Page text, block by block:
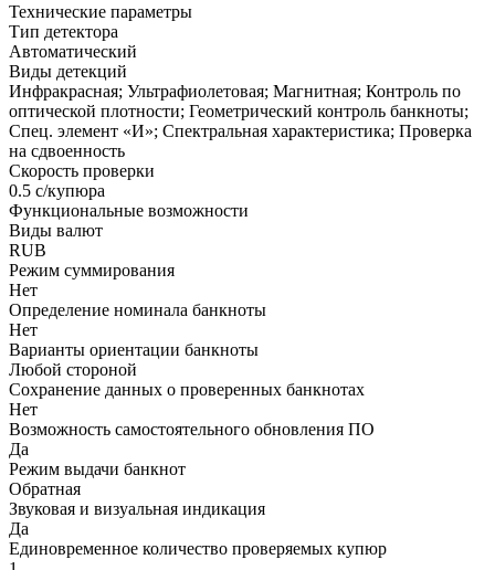
Технические параметры
Тип детектора
Автоматический
Виды детекций
Инфракрасная; Ультрафиолетовая; Магнитная; Контроль по
оптической плотности; Геометрический контроль банкноты;
Спец. элемент «И»; Спектральная характеристика; Проверка
на сдвоенность
Скорость проверки
0.5 с/купюра
Функциональные возможности
Виды валют
RUB
Режим суммирования
Нет
Определение номинала банкноты
Нет
Варианты ориентации банкноты
Любой стороной
Сохранение данных о проверенных банкнотах
Нет
Возможность самостоятельного обновления ПО
Да
Режим выдачи банкнот
Обратная
Звуковая и визуальная индикация
Да
Единовременное количество проверяемых купюр